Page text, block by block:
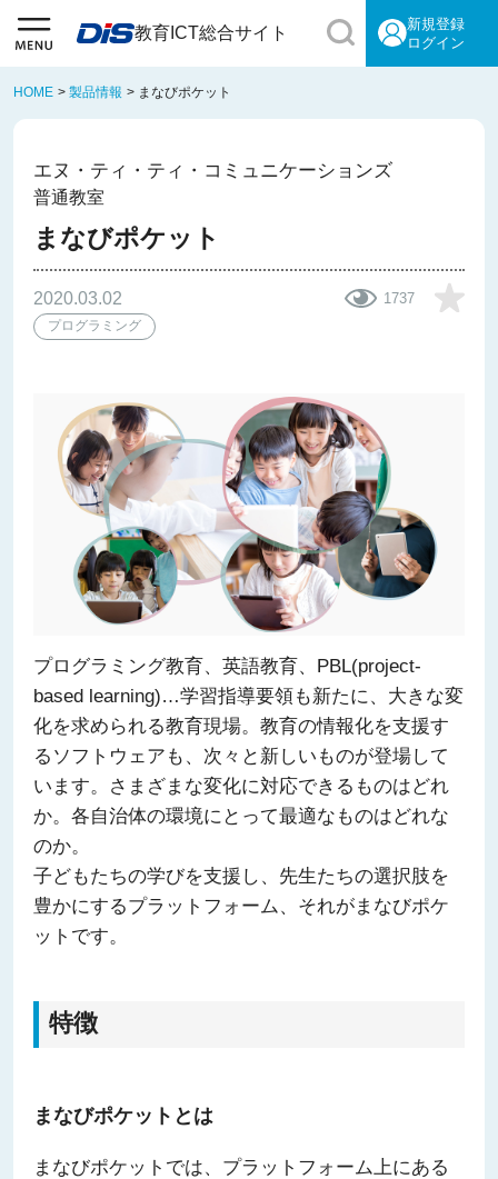
教育ICT総合サイト
新規登録
ログイン
HOME > 製品情報 > まなびポケット
エヌ・ティ・ティ・コミュニケーションズ
普通教室
まなびポケット
2020.03.02 1737
プログラミング
プログラミング教育、英語教育、PBL(project-
based learning)…学習指導要領も新たに、大きな変
化を求められる教育現場。教育の情報化を支援す
るソフトウェアも、次々と新しいものが登場して
います。さまざまな変化に対応できるものはどれ
か。各自治体の環境にとって最適なものはどれな
のか。
子どもたちの学びを支援し、先生たちの選択肢を
豊かにするプラットフォーム、それがまなびポケ
ットです。
特徴
まなびポケットとは
まなびポケットでは、プラットフォーム上にある